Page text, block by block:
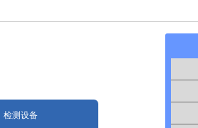
检测设备